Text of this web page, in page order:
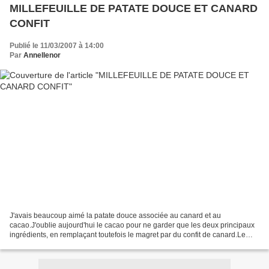
MILLEFEUILLE DE PATATE DOUCE ET CANARD
CONFIT
Publié le 11/03/2007 à 14:00
Par Annellenor
J'avais beaucoup aimé la patate douce associée au canard et au
cacao.J'oublie aujourd'hui le cacao pour ne garder que les deux principaux
ingrédients, en remplaçant toutefois le magret par du confit de canard.Le